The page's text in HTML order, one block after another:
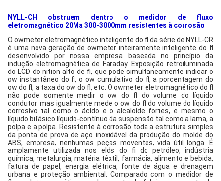
NYLL-CH obstruem dentro o medidor de fluxo
eletromagnético 20Ma 300-3000mm resistentes à corrosão
O owmeter eletromagnético inteligente do ﬂ da série de NYLL-CR
é uma nova geração de owmeter inteiramente inteligente do ﬂ
desenvolvido por nossa empresa baseada no princípio da
indução eletromagnética de Faraday. Exposição retroiluminada
do LCD do nition alto de ﬁ, que pode simultaneamente indicar o
ow instantâneo do ﬂ, o ow cumulativo do ﬂ, a porcentagem do
ow do ﬂ, a taxa do ow do ﬂ, etc.O owmeter eletromagnético do ﬂ
não pode somente medir o ow do ﬂ do volume do líquido
condutor, mas igualmente mede o ow do ﬂ do volume do líquido
corrosivo tal como o ácido e o alcaloide fortes, e mesmo o
líquido bifásico líquido-contínuo da suspensão tal como a lama, a
polpa e a polpa.
Resistente à corrosão toda a estrutura simples
da ponta de prova de aço inoxidável da produção do molde do
ABS, empresa, nenhumas peças moventes, vida útil longa.
É
amplamente utilizada nos elds do ﬁ do petróleo, indústria
química, metalurgia, matéria têxtil, farmácia, alimento e bebida,
fatura de papel, energia elétrica, fonte de água e drenagem
urbana e proteção ambiental. Comparado com o medidor de